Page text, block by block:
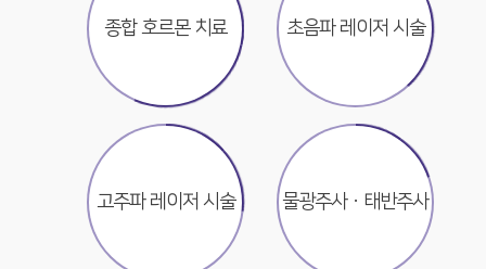
종합 호르몬 치료 초음파 레이저 시술
고주파 레이저 시술 물광주사ㆍ태반주사